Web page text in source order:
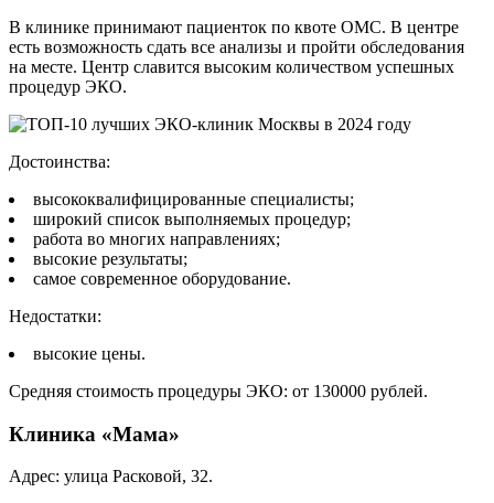
В клинике принимают пациенток по квоте ОМС. В центре
есть возможность сдать все анализы и пройти обследования
на месте. Центр славится высоким количеством успешных
процедур ЭКО.
Достоинства:
высококвалифицированные специалисты;
широкий список выполняемых процедур;
работа во многих направлениях;
высокие результаты;
самое современное оборудование.
Недостатки:
высокие цены.
Средняя стоимость процедуры ЭКО: от 130000 рублей.
Клиника «Мама»
Адрес: улица Расковой, 32.